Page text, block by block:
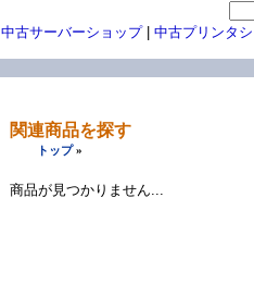
関連商品を探す
トップ»
商品が見つかりません...
中古サーバーショップ| 中古プリンタ